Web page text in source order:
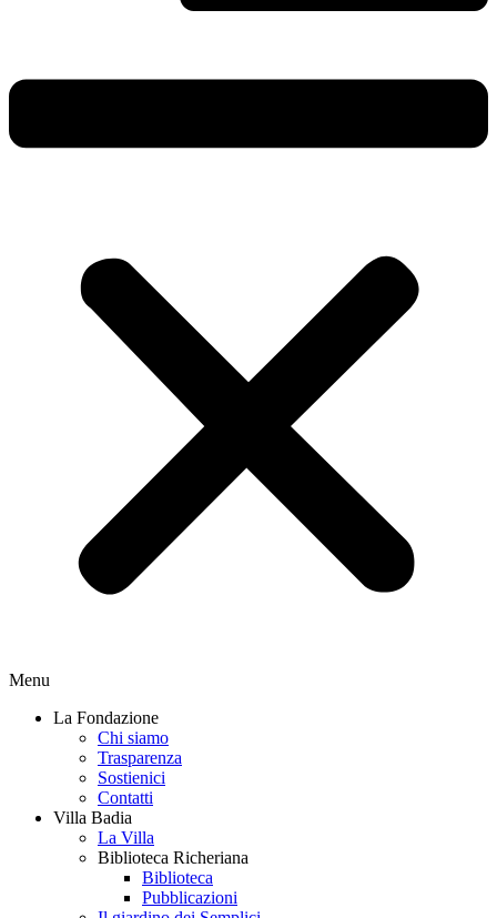
Menu
La Fondazione
Chi siamo
Trasparenza
Sostienici
Contatti
Villa Badia
La Villa
Biblioteca Richeriana
Biblioteca
Pubblicazioni